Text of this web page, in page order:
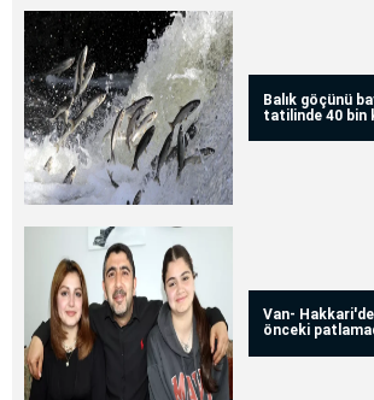
Balık göçünü
tatilinde 40 bin
Van- Hakkari'de
önceki